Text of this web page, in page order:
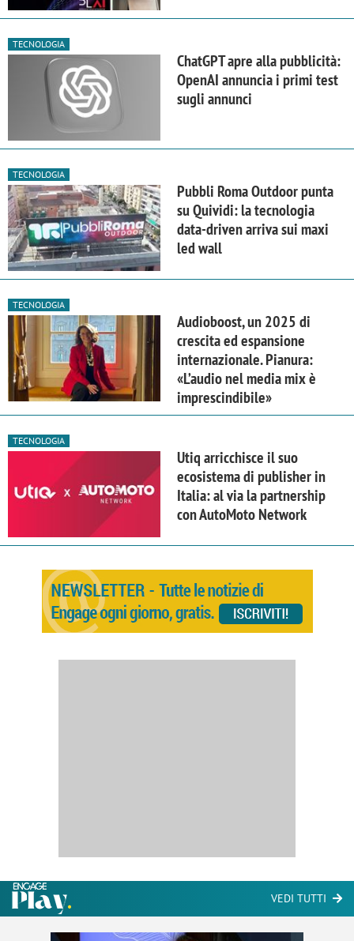
TECNOLOGIA
ChatGPT apre alla pubblicità:
OpenAI annuncia i primi test
sugli annunci
TECNOLOGIA
Pubbli Roma Outdoor punta
su Quividi: la tecnologia
data-driven arriva sui maxi
led wall
TECNOLOGIA
Audioboost, un 2025 di
crescita ed espansione
internazionale. Pianura:
«L’audio nel media mix è
imprescindibile»
TECNOLOGIA
Utiq arricchisce il suo
ecosistema di publisher in
Italia: al via la partnership
con AutoMoto Network
VEDI TUTTI